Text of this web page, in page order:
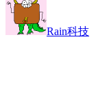
Rain科技